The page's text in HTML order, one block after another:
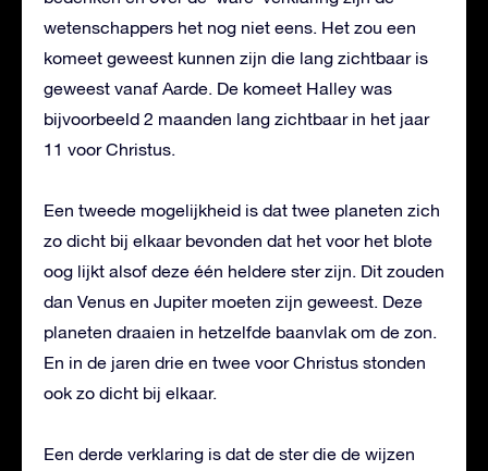
wetenschappers het nog niet eens. Het zou een
komeet geweest kunnen zijn die lang zichtbaar is
geweest vanaf Aarde. De komeet Halley was
bijvoorbeeld 2 maanden lang zichtbaar in het jaar
11 voor Christus.
Een tweede mogelijkheid is dat twee planeten zich
zo dicht bij elkaar bevonden dat het voor het blote
oog lijkt alsof deze één heldere ster zijn. Dit zouden
dan Venus en Jupiter moeten zijn geweest. Deze
planeten draaien in hetzelfde baanvlak om de zon.
En in de jaren drie en twee voor Christus stonden
ook zo dicht bij elkaar.
Een derde verklaring is dat de ster die de wijzen